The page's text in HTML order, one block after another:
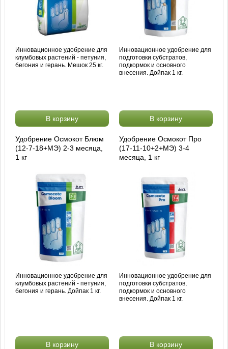
Инновационное удобрение для
клумбовых растений - петуния,
бегония и герань. Мешок 25 кг.
В корзину
Инновационное удобрение для
подготовки субстратов,
подкормок и основного
внесения. Дойпак 1 кг.
В корзину
Удобрение Осмокот Блюм
(12-7-18+МЭ) 2-3 месяца,
1 кг
Инновационное удобрение для
клумбовых растений - петуния,
бегония и герань. Дойпак 1 кг.
В корзину
Удобрение Осмокот Про
(17-11-10+2+МЭ) 3-4
месяца, 1 кг
Инновационное удобрение для
подготовки субстратов,
подкормок и основного
внесения. Дойпак 1 кг.
В корзину